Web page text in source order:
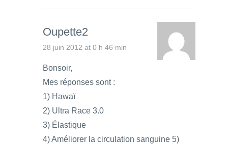
Oupette2
28 juin 2012 at 0 h 46 min
Bonsoir,
Mes réponses sont :
1) Hawaï
2) Ultra Race 3.0
3) Élastique
4) Améliorer la circulation sanguine 5)